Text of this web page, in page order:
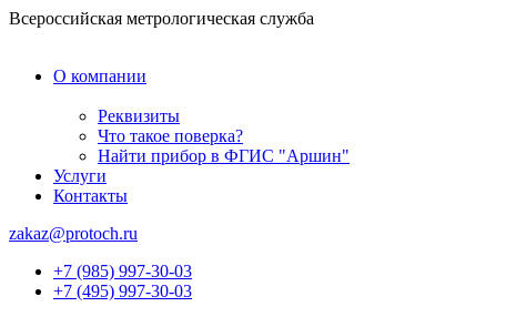
Всероссийская метрологическая служба
О компании
Реквизиты
Что такое поверка?
Найти прибор в ФГИС "Аршин"
Услуги
Контакты
zakaz@protoch.ru
+7 (985) 997-30-03
+7 (495) 997-30-03